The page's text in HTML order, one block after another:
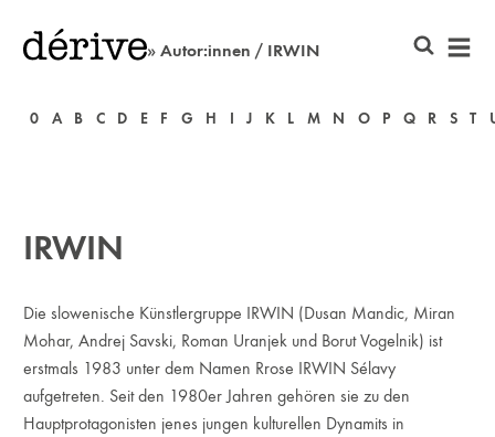
» Autor:innen / IRWIN
0 A B C D E F G H I J K L M N O P Q R S T
IRWIN
Die slowenische Künstlergruppe IRWIN (Dusan Mandic, Miran
Mohar, Andrej Savski, Roman Uranjek und Borut Vogelnik) ist
erstmals 1983 unter dem Namen Rrose IRWIN Sélavy
aufgetreten. Seit den 1980er Jahren gehören sie zu den
Hauptprotagonisten jenes jungen kulturellen Dynamits in